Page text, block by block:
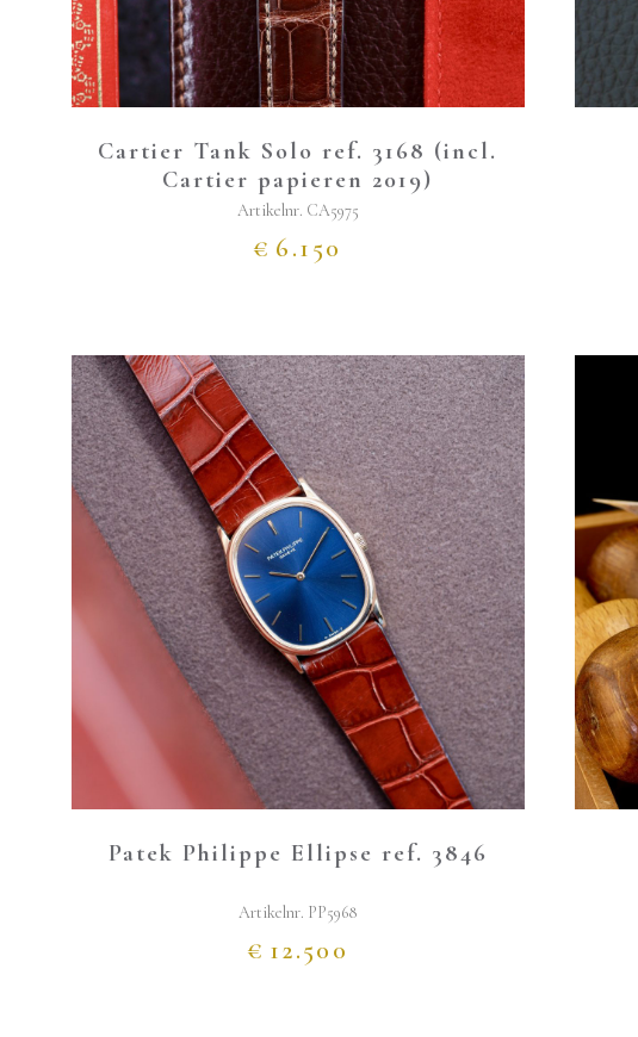
Cartier Tank Solo ref. 3168 (incl.
Cartier papieren 2019)
€ 6.150
Artikelnr. CA5975
Patek Philippe Ellipse ref. 3846
€ 12.500
Artikelnr. PP5968